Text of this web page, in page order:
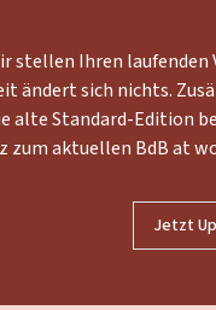
stellen Ihren
ändert sich nichts.
alte Standard-Edition
zum aktuellen BdB at
Jetzt